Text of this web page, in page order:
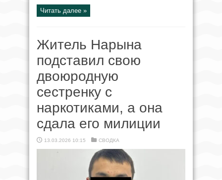
Читать далее »
Житель Нарына
подставил свою
двоюродную
сестренку с
наркотиками, а она
сдала его милиции
13.03.2026 10:15 СВОДКА